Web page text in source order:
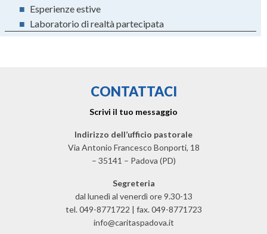
■ Esperienze estive
■ Laboratorio di realtà partecipata
CONTATTACI
Scrivi il tuo messaggio
Indirizzo dell’ufficio pastorale
Via Antonio Francesco Bonporti, 18
– 35141 – Padova (PD)
Segreteria
dal lunedì al venerdì ore 9.30-13
tel. 049-8771722 | fax. 049-8771723
info@caritaspadova.it